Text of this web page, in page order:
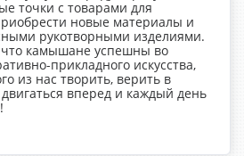
точки с товарами для
новые материалы и
рукотворными изделиями.
что камышане успешны во
прикладного искусства,
из нас творить, верить в
вперед и каждый день